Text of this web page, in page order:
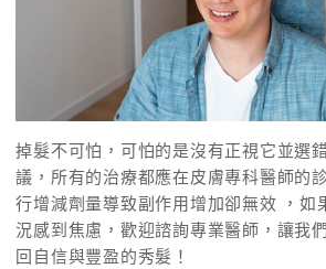
掉髮不可怕，可怕的是沒有正視它並選
議，所有的治療都應在皮膚專科醫師的
行增減劑量導致副作用增加卻無效 ，如
況感到焦慮，歡迎諮詢專業醫師，讓我
回自信與豐盈的秀髮！